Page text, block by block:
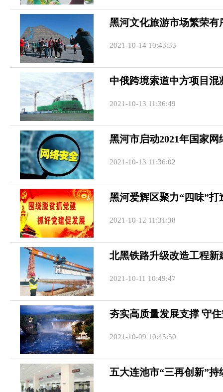
黑河文化旅游市场繁荣有
2021-10-14 10:43:33
中俄跨境索道中方项目
2021-10-13 11:36:49
黑河市启动2021年国家
2021-10-13 11:36:02
黑河爱辉区聚力“四味”打
2021-10-12 11:31:38
北黑铁路升级改造工程
2021-10-11 10:49:47
夯实高质量发展支撑 守
2021-10-09 10:45:50
五大连池市“三再创新”